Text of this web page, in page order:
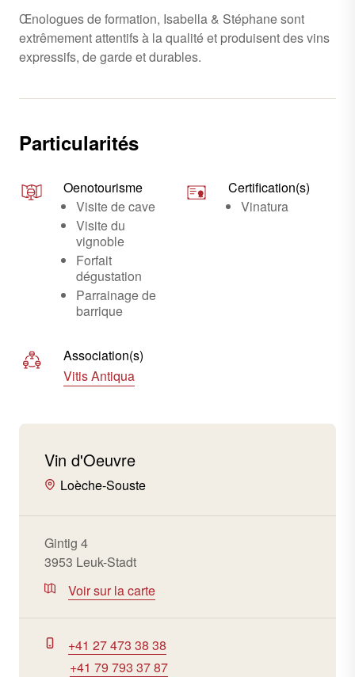
Œnologues de formation, Isabella & Stéphane sont
extrêmement attentifs à la qualité et produisent des vins
expressifs, de garde et durables.
Particularités
Oenotourisme
Visite de cave
Visite du
vignoble
Forfait
dégustation
Parrainage de
barrique
Certification(s)
Vinatura
Association(s)
Vitis Antiqua
Vin d'Oeuvre
Loèche-Souste
Gintig 4
3953 Leuk-Stadt
Voir sur la carte
+41 27 473 38 38
+41 79 793 37 87